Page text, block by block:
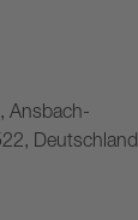
Ansbach-
Deutschland